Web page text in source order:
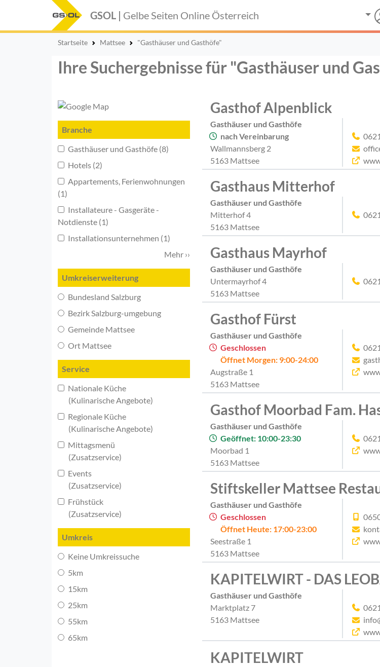
GSOL | Gelbe Seiten Online Österreich
Startseite Mattsee "Gasthäuser und Gasthöfe"
Ihre Suchergebnisse für "Gasthäuser und
Branche
Gasthäuser und Gasthöfe (8)
Hotels (2)
Appartements, Ferienwohnungen
(1)
Installateure - Gasgeräte -
Notdienste (1)
Installationsunternehmen (1)
Mehr ››
Umkreiserweiterung
Bundesland Salzburg
Bezirk Salzburg-umgebung
Gemeinde Mattsee
Ort Mattsee
Service
Nationale Küche
(Kulinarische Angebote)
Regionale Küche
(Kulinarische Angebote)
Mittagsmenü
(Zusatzservice)
Events
(Zusatzservice)
Frühstück
(Zusatzservice)
Umkreis
Keine Umkreissuche
5km
15km
25km
55km
65km
Gasthof Alpenblick
Gasthäuser und Gasthöfe
nach Vereinbarung
Wallmannsberg 2
5163 Mattsee
Gasthaus Mitterhof
Gasthäuser und Gasthöfe
Mitterhof 4
5163 Mattsee
Gasthaus Mayrhof
Gasthäuser und Gasthöfe
Untermayrhof 4
5163 Mattsee
Gasthof Fürst
Gasthäuser und Gasthöfe
Geschlossen
Öffnet Morgen: 9:00-24:00
Augstraße 1
5163 Mattsee
Gasthof Moorbad Fam.
Gasthäuser und Gasthöfe
Geöffnet: 10:00-23:30
Moorbad 1
5163 Mattsee
Stiftskeller Mattsee
Gasthäuser und Gasthöfe
Geschlossen
Öffnet Heute: 17:00-23:00
Seestraße 1
5163 Mattsee
KAPITELWIRT - DAS
Gasthäuser und Gasthöfe
Marktplatz 7
5163 Mattsee
KAPITELWIRT